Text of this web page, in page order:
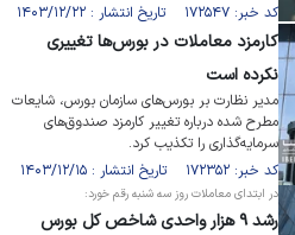
کد خبر: ۱۷۲۵۴۷ تاریخ انتشار : ۱۴۰۳/۱۲/۲۲
کارمزد معاملات در بورس‌ها تغییری
نکرده است
مدیر نظارت بر بورس‌های سازمان بورس، شایعات
مطرح شده درباره تغییر کارمزد صندوق‌های
سرمایه‌گذاری را تکذیب کرد.
کد خبر: ۱۷۲۳۵۲ تاریخ انتشار : ۱۴۰۳/۱۲/۱۵
در ابتدای معاملات روز سه شنبه رقم خورد:
رشد ۹ هزار واحدی شاخص کل بورس